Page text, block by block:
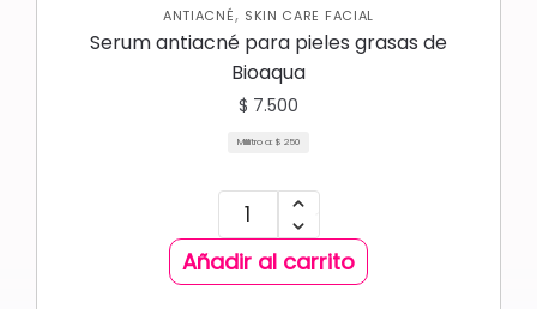
ANTIACNÉ, SKIN CARE FACIAL
Serum antiacné para pieles grasas de
Bioaqua
$ 7.500
Mililitro a: $ 250
Añadir al carrito